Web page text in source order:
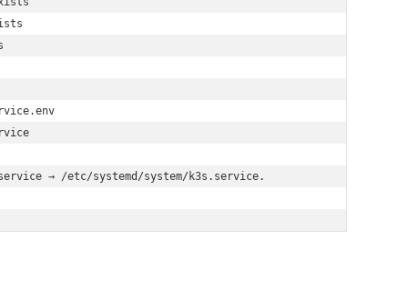
→ /etc/systemd/system/k3s.service.